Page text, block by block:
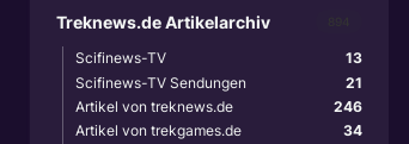
Treknews.de Artikelarchiv
13
Scifinews-TV
21
Scifinews-TV Sendungen
246
Artikel von treknews.de
34
Artikel von trekgames.de